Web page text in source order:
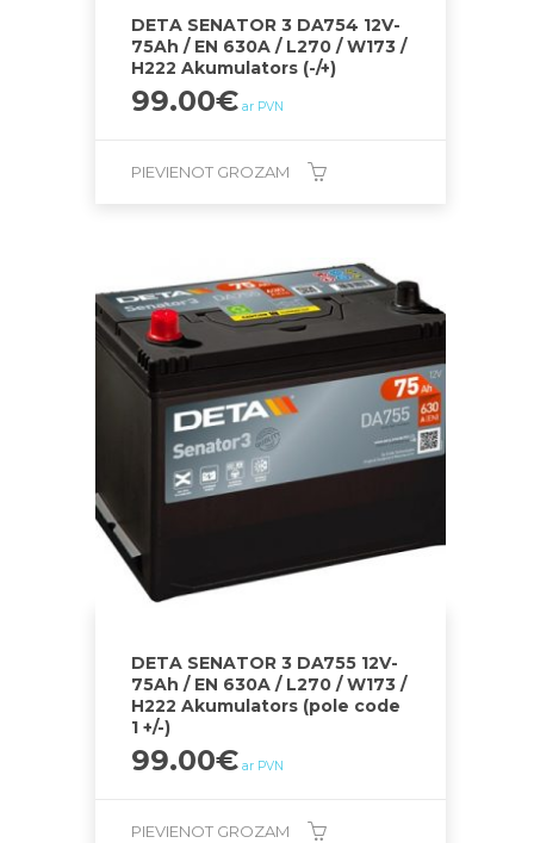
DETA SENATOR 3 DA754 12V-
75Ah / EN 630A / L270 / W173 /
H222 Akumulators (-/+)
99.00€ ar PVN
PIEVIENOT GROZAM
DETA SENATOR 3 DA755 12V-
75Ah / EN 630A / L270 / W173 /
H222 Akumulators (pole code
1 +/-)
99.00€ ar PVN
PIEVIENOT GROZAM